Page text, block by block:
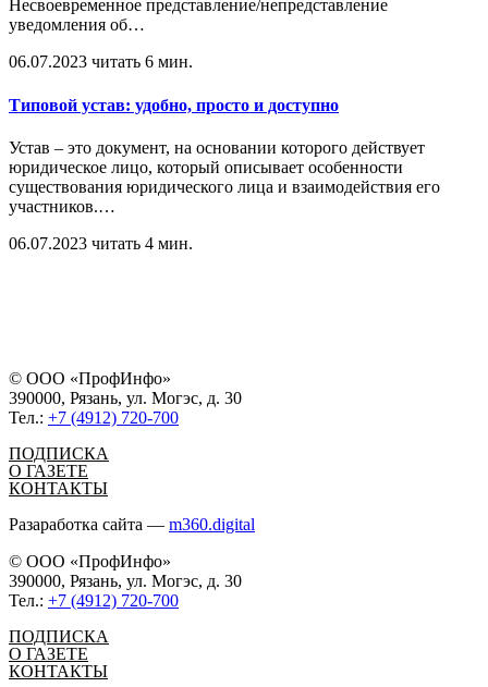
Несвоевременное представление/непредставление
уведомления об…
06.07.2023 читать 6 мин.
Типовой устав: удобно, просто и доступно
Устав – это документ, на основании которого действует
юридическое лицо, который описывает особенности
существования юридического лица и взаимодействия его
участников.…
06.07.2023 читать 4 мин.
© ООО «ПрофИнфо»
390000, Рязань, ул. Могэс, д. 30
Тел.: +7 (4912) 720-700
ПОДПИСКА
О ГАЗЕТЕ
КОНТАКТЫ
Разаработка сайта — m360.digital
© ООО «ПрофИнфо»
390000, Рязань, ул. Могэс, д. 30
Тел.: +7 (4912) 720-700
ПОДПИСКА
О ГАЗЕТЕ
КОНТАКТЫ